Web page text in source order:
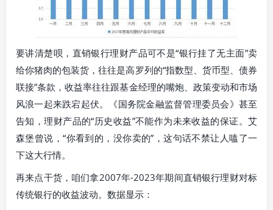
要讲清楚呗，直销银行理财产品可不是“银行挂了无主面”卖
给你猪肉的包装货，往往是高罗列的“指数型、货币型、债券
联接”条款，收益率往往跟基金经理的嘴炮、政策变动和市场
风浪一起来跌宕起伏。《国务院金融监督管理委员会》甚至
告知，理财产品的“历史收益”不能作为未来收益的保证。艾
森堡曾说，“你看到的，没你卖的”，这句话不禁让人嗑了一
下这大行情。
再来点干货，咱们拿2007年-2023年期间直销银行理财对标
传统银行的收益波动。数据显示：